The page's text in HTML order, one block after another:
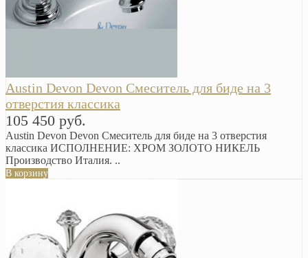
Austin Devon Devon Смеситель для биде на 3
отверстия классика
105 450 руб.
Austin Devon Devon Смеситель для биде на 3 отверстия
классика ИСПОЛНЕНИЕ: ХРОМ ЗОЛОТО НИКЕЛЬ
Производство Италия. ..
В корзину